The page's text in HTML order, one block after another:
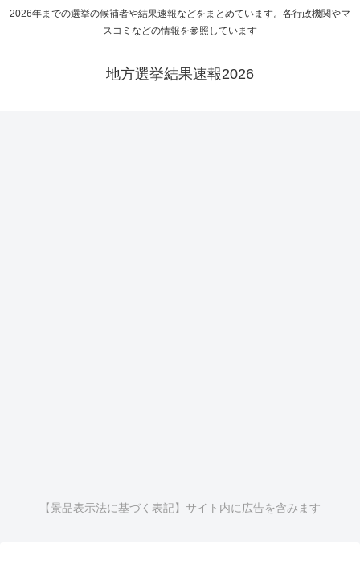
2026年までの選挙の候補者や結果速報などをまとめています。各行政機関やマ
スコミなどの情報を参照しています
地方選挙結果速報2026
【景品表示法に基づく表記】サイト内に広告を含みます